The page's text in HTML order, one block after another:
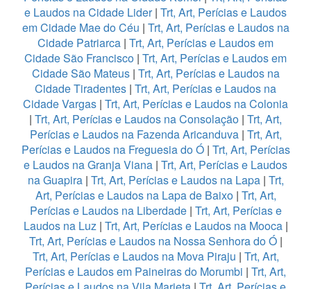
e Laudos na Cidade Lider| Trt, Art, Perícias e Laudos
em Cidade Mae do Céu | Trt, Art, Perícias e Laudos na
Cidade Patriarca | Trt, Art, Perícias e Laudos em
Cidade São Francisco | Trt, Art, Perícias e Laudos em
Cidade São Mateus| Trt, Art, Perícias e Laudos na
Cidade Tiradentes | Trt, Art, Perícias e Laudos na
Cidade Vargas | Trt, Art, Perícias e Laudos na Colonia
| Trt, Art, Perícias e Laudos na Consolação | Trt, Art,
Perícias e Laudos na Fazenda Aricanduva| Trt, Art,
Perícias e Laudos na Freguesia do Ó| Trt, Art, Perícias
e Laudos na Granja Viana | Trt, Art, Perícias e Laudos
na Guapira| Trt, Art, Perícias e Laudos na Lapa| Trt,
Art, Perícias e Laudos na Lapa de Baixo | Trt, Art,
Perícias e Laudos na Liberdade | Trt, Art, Perícias e
Laudos na Luz| Trt, Art, Perícias e Laudos na Mooca|
Trt, Art, Perícias e Laudos na Nossa Senhora do Ó|
Trt, Art, Perícias e Laudos na Mova Piraju | Trt, Art,
Perícias e Laudos em Paineiras do Morumbi | Trt, Art,